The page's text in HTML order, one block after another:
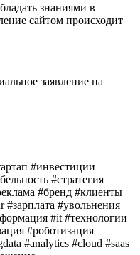
знаниями в
сайтом происходит
заявление на
#инвестиции
#стратегия
#бренд #клиенты
#увольнения
#it #технологии
#роботизация
#analytics #cloud #saas